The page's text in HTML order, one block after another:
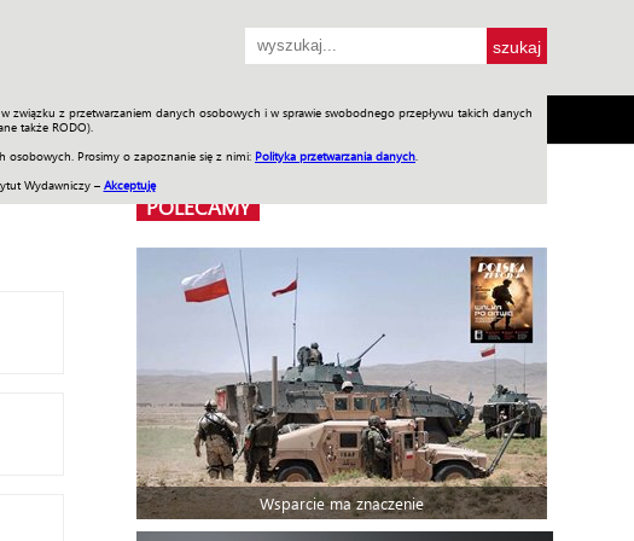
związku z przetwarzaniem danych osobowych i w sprawie swobodnego przepływu takich danych
także RODO).
osobowych. Prosimy o zapoznanie się z nimi: Polityka przetwarzania danych
Wydawniczy – Akceptuję
ENGLISH SKLEP Jednodniówki Praca w WIW
POLECAMY
Wsparcie ma znaczenie